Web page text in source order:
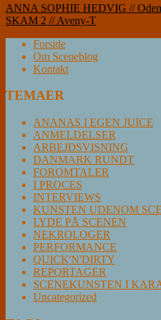
Indlægsnavigation
ANNA SOPHIE HEDVIG //
SKAM 2 // Aveny-T
Forside
Om Sceneblog
Kontakt
TEMAER
ANANAS I EGEN JUICE
ANMELDELSER
ARBEJDSVISNING
DANMARK RUNDT
FOROMTALER
I PROCES
INTERVIEWS
KUNSTEN UDENOM
LYDE PÅ SCENEN
NEKROLOGER
PERFORMANCE
QUICK'N'DIRTY
REPORTAGER
SCENEKUNSTEN I
Uncategorized